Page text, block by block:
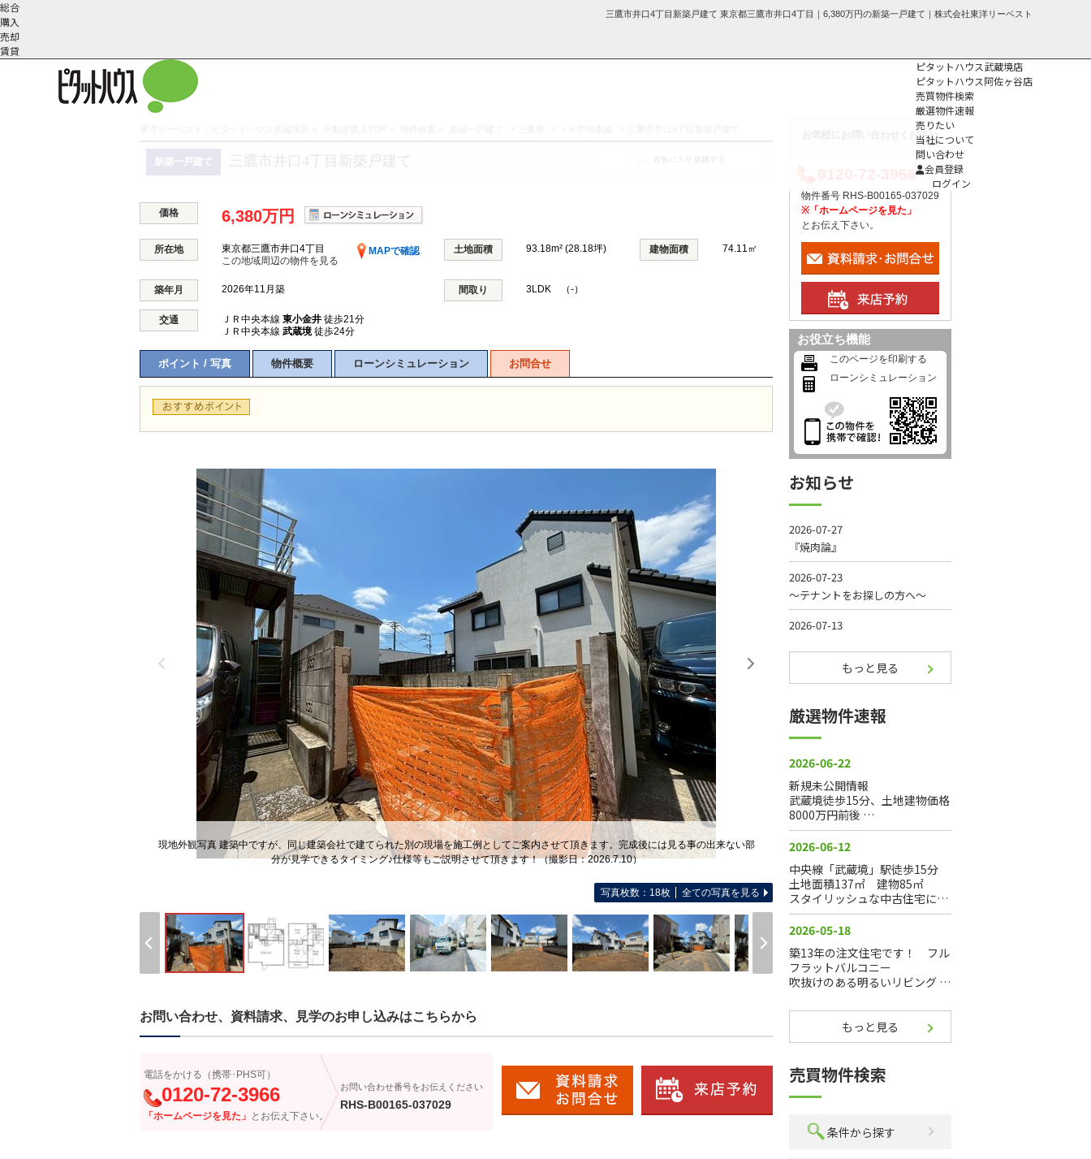
三鷹市井口4丁目新築戸建て 東京都三鷹市井口4丁目｜6,380万円の新築一戸建て｜株式会社東洋リーベスト
総合
購入
売却
賃貸
ピタットハウス武蔵境店
ピタットハウス阿佐ヶ谷店
売買物件検索
こだわりの条件で検索 町名から探す
厳選物件速報
売りたい
当社について
会社概
要
スタッフ紹
採用情
問い合わせ
会員登録
ログイン
新築一戸建て 三鷹市井口4丁目新築戸建て
価格 6,380万円
所在地 東京都三鷹市井口4丁目
MAPで確認
この地域周辺の物件を見る
土地面積 93.18m² (28.18坪) 建物面積 74.11㎡
築年月 2026年11月築 間取り 3LDK （-）
交通 ＪＲ中央本線 東小金井 徒歩21分
ＪＲ中央本線 武蔵境徒歩24分
ポイント / 写真 物件概要 ローンシミュレーション お問合せ
現地外観写真 建築中ですが、同じ建築会社で建てられた別の現場を施工例としてご案内させて頂きます。完成後には見る事の出来ない部
分が見学できるタイミング♪仕様等もご説明させて頂きます！（撮影日：2026.7.10）
写真枚数：18枚 全ての写真を見る
お問い合わせ、資料請求、見学のお申し込みはこちらから
電話をかける（携帯･PHS可）
0120-72-3966
「ホームページを見た」 とお伝え下さい。
お問い合わせ番号をお伝えください
RHS-B00165-037029
お気軽にお問い合わせください
0120-72-3966
物件番号 RHS-B00165-037029
※「ホームページを見た」
とお伝え下さい。
お役立ち機能
このページを印刷する
ローンシミュレーション
お知らせ
もっと見る
厳選物件速報
もっと見る
売買物件検索
条件から探す